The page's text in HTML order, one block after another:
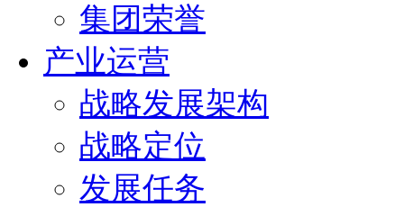
集团荣誉
产业运营
战略发展架构
战略定位
发展任务